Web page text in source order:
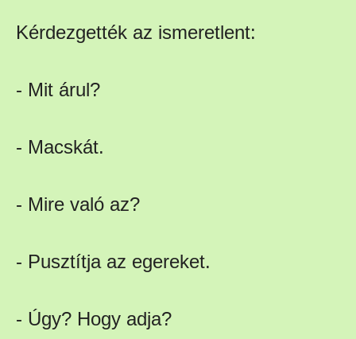
Kérdezgették az ismeretlent:
- Mit árul?
- Macskát.
- Mire való az?
- Pusztítja az egereket.
- Úgy? Hogy adja?